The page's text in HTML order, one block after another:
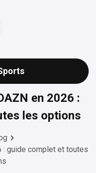
en 2026 :
les options
: guide complet et toutes